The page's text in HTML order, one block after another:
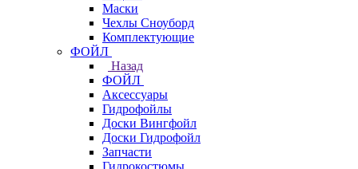
Маски
Чехлы Сноуборд
Комплектующие
ФОЙЛ
Назад
ФОЙЛ
Аксессуары
Гидрофойлы
Доски Вингфойл
Доски Гидрофойл
Запчасти
Гидрокостюмы